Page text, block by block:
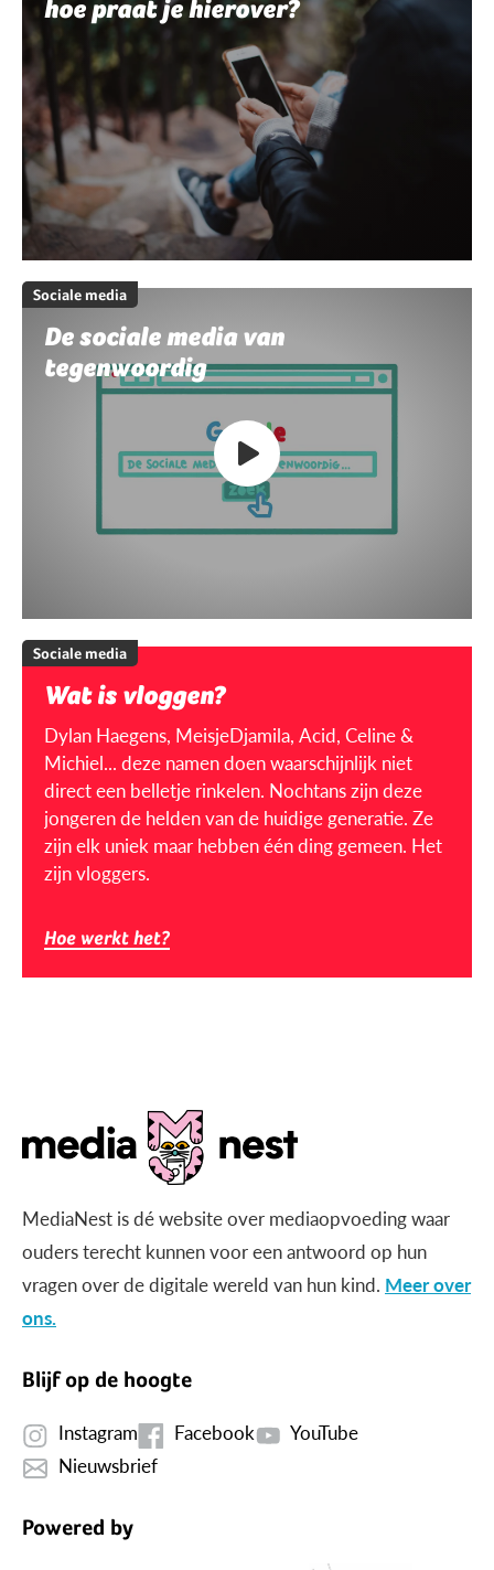
hoe praat je hierover?
Sociale media
De sociale media van
tegenwoordig
Sociale media
Wat is vloggen?
Dylan Haegens, MeisjeDjamila, Acid, Celine &
Michiel... deze namen doen waarschijnlijk niet
direct een belletje rinkelen. Nochtans zijn deze
jongeren de helden van de huidige generatie. Ze
zijn elk uniek maar hebben één ding gemeen. Het
zijn vloggers.
Hoe werkt het?
MediaNest is dé website over mediaopvoeding waar
ouders terecht kunnen voor een antwoord op hun
vragen over de digitale wereld van hun kind. Meer over
ons.
Blijf op de hoogte
Instagram Facebook
YouTube
Nieuwsbrief
Powered by